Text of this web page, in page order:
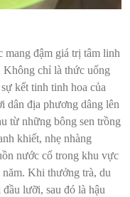
mang đậm giá trị tâm linh
chỉ là thức uống
kết tinh tinh hoa của
dân địa phương dâng lên
từ những bông sen trồng
khiết, nhẹ nhàng
nước cổ trong khu vực
Khi thưởng trà, du
lưỡi, sau đó là hậu